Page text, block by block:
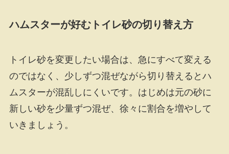
ハムスターが好むトイレ砂の切り替え方
トイレ砂を変更したい場合は、急にすべて変える
のではなく、少しずつ混ぜながら切り替えるとハ
ムスターが混乱しにくいです。はじめは元の砂に
新しい砂を少量ずつ混ぜ、徐々に割合を増やして
いきましょう。